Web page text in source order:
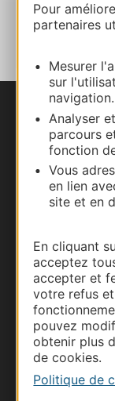
Pour
partenaires
Mesurer
sur
navigation.
Analyser
parcours
fonction
Vous
en lien
site et en
En cliquant
acceptez
accepter et
votre refus
pouvez
obtenir plus
de cookies.
Politique de
AU
Nous
Carte